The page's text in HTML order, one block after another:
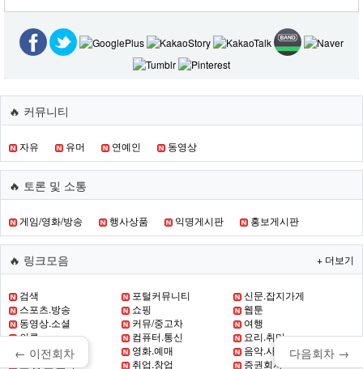
← 이전회차 다음회차 →
🔥 커뮤니티
자유 유머 연예인 동영상
🔥 토론 및 소통
게임/영화/방송 행사상품 익명게시판 홍보게시판
🔥 링크모음 + 더보기
검색 포털커뮤니티
신문.잡지가게
스포츠.방송
쇼핑
웹툰
동영상.소셜
커뮤/중고차
여행
의류
컴퓨터.통신
요리.취미
게임
영화.예매
음악.사진
초.중.고 교육
취업.창업 증권회사